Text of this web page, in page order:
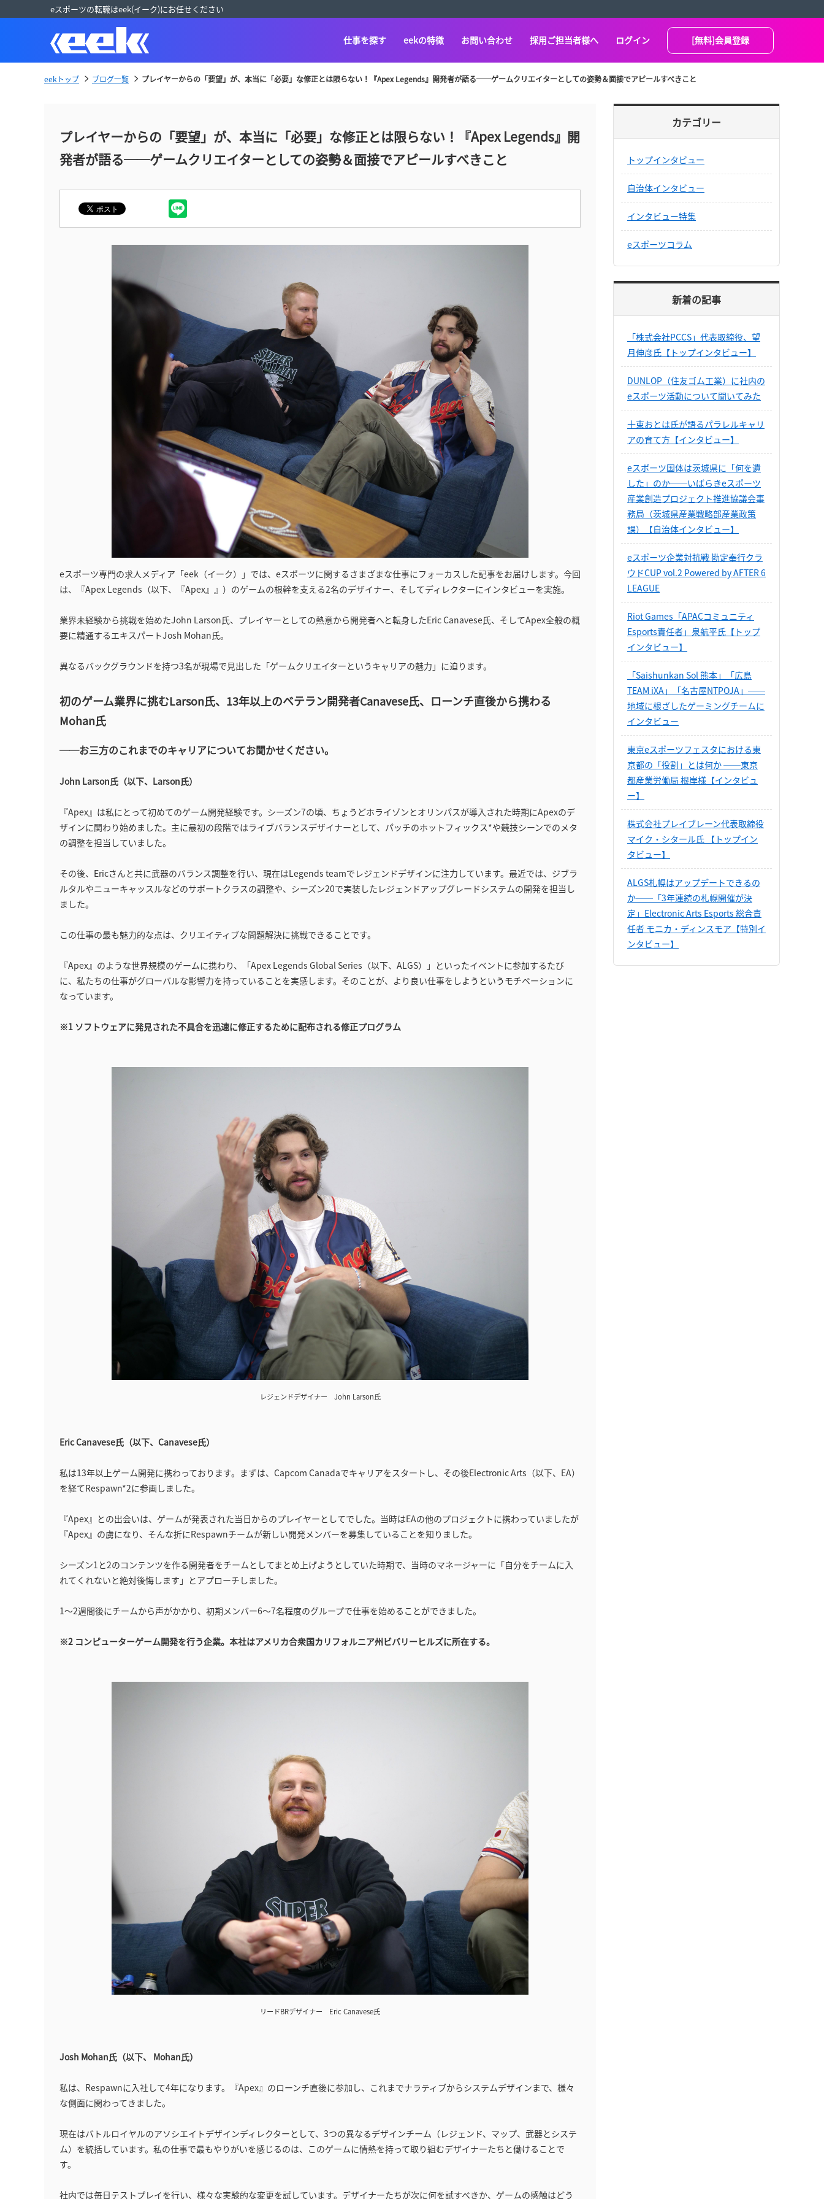
eスポーツの転職はeek(イーク)にお任せください
仕事を探す eekの特徴 お問い合わせ 採用ご担当者様へ ログイン [無料]会員登録
eekトップ ブログ一覧 プレイヤーからの「要望」が、本当に「必要」な修正とは限らない！『Apex Legends』開発者が語る──ゲームクリエイターとしての姿勢＆面接でアピールすべきこと
プレイヤーからの「要望」が、本当に「必要」な修正とは限らない！『Apex Legends』開
発者が語る──ゲームクリエイターとしての姿勢＆面接でアピールすべきこと
eスポーツ専門の求人メディア「eek（イーク）」では、eスポーツに関するさまざまな仕事にフォーカスした記事をお届けします。今回
は、『Apex Legends（以下、『Apex』』）のゲームの根幹を支える2名のデザイナー、そしてディレクターにインタビューを実施。
業界未経験から挑戦を始めたJohn Larson氏、プレイヤーとしての熱意から開発者へと転身したEric Canavese氏、そしてApex全般の概
要に精通するエキスパートJosh Mohan氏。
異なるバックグラウンドを持つ3名が現場で見出した「ゲームクリエイターというキャリアの魅力」に迫ります。
初のゲーム業界に挑むLarson氏、13年以上のベテラン開発者Canavese氏、ローンチ直後から携わる
Mohan氏
──お三方のこれまでのキャリアについてお聞かせください。
John Larson氏（以下、Larson氏）
『Apex』は私にとって初めてのゲーム開発経験です。シーズン7の頃、ちょうどホライゾンとオリンパスが導入された時期にApexのデ
ザインに関わり始めました。主に最初の段階ではライブバランスデザイナーとして、パッチのホットフィックス*や競技シーンでのメタ
の調整を担当していました。
その後、Ericさんと共に武器のバランス調整を行い、現在はLegends teamでレジェンドデザインに注力しています。最近では、ジブラ
ルタルやニューキャッスルなどのサポートクラスの調整や、シーズン20で実装したレジェンドアップグレードシステムの開発を担当し
ました。
この仕事の最も魅力的な点は、クリエイティブな問題解決に挑戦できることです。
『Apex』のような世界規模のゲームに携わり、「Apex Legends Global Series（以下、ALGS）」といったイベントに参加するたび
に、私たちの仕事がグローバルな影響力を持っていることを実感します。そのことが、より良い仕事をしようというモチベーションに
なっています。
※1 ソフトウェアに発見された不具合を迅速に修正するために配布される修正プログラム
レジェンドデザイナー John Larson氏
Eric Canavese氏（以下、Canavese氏）
私は13年以上ゲーム開発に携わっております。まずは、Capcom Canadaでキャリアをスタートし、その後Electronic Arts（以下、EA）
を経てRespawn*2に参画しました。
『Apex』との出会いは、ゲームが発表された当日からのプレイヤーとしてでした。当時はEAの他のプロジェクトに携わっていましたが
『Apex』の虜になり、そんな折にRespawnチームが新しい開発メンバーを募集していることを知りました。
シーズン1と2のコンテンツを作る開発者をチームとしてまとめ上げようとしていた時期で、当時のマネージャーに「自分をチームに入
れてくれないと絶対後悔します」とアプローチしました。
1〜2週間後にチームから声がかかり、初期メンバー6〜7名程度のグループで仕事を始めることができました。
※2 コンピューターゲーム開発を行う企業。本社はアメリカ合衆国カリフォルニア州ビバリーヒルズに所在する 。
リードBRデザイナー Eric Canavese氏
Josh Mohan氏（以下、 Mohan氏）
私は、Respawnに入社して4年になります。『Apex』のローンチ直後に参加し、これまでナラティブからシステムデザインまで、様々
な側面に関わってきました。
現在はバトルロイヤルのアソシエイトデザインディレクターとして、3つの異なるデザインチーム（レジェンド、マップ、武器とシステ
ム）を統括しています。私の仕事で最もやりがいを感じるのは、このゲームに情熱を持って取り組むデザイナーたちと働けることで
す。
社内では毎日テストプレイを行い、様々な実験的な変更を試しています。デザイナーたちが次に何を試すべきか、ゲームの感触はどう
カテゴリー
トップインタビュー
自治体インタビュー
インタビュー特集
eスポーツコラム
新着の記事
「株式会社PCCS」代表取締役、望
月伸彦氏【トップインタビュー】
DUNLOP（住友ゴム工業）に社内の
eスポーツ活動について聞いてみた
十束おとは氏が語るパラレルキャリ
アの育て方【インタビュー】
eスポーツ国体は茨城県に「何を遺
した」のか──いばらきeスポーツ
産業創造プロジェクト推進協議会事
務局（茨城県産業戦略部産業政策
課）【自治体インタビュー】
eスポーツ企業対抗戦 勘定奉行クラ
ウドCUP vol.2 Powered by AFTER 6
LEAGUE
Riot Games「APACコミュニティ
Esports責任者」泉航平氏【トップ
インタビュー】
「Saishunkan Sol 熊本」「広島
TEAM iXA」「名古屋NTPOJA」──
地域に根ざしたゲーミングチームに
インタビュー
東京eスポーツフェスタにおける東
京都の「役割」とは何か ──東京
都産業労働局 根岸様【インタビュ
ー】
株式会社プレイブレーン代表取締役
マイク・シタール氏 【トップイン
タビュー】
ALGS札幌はアップデートできるの
か──「3年連続の札幌開催が決
定」Electronic Arts Esports 総合責
任者 モニカ・ディンスモア【特別イ
ンタビュー】